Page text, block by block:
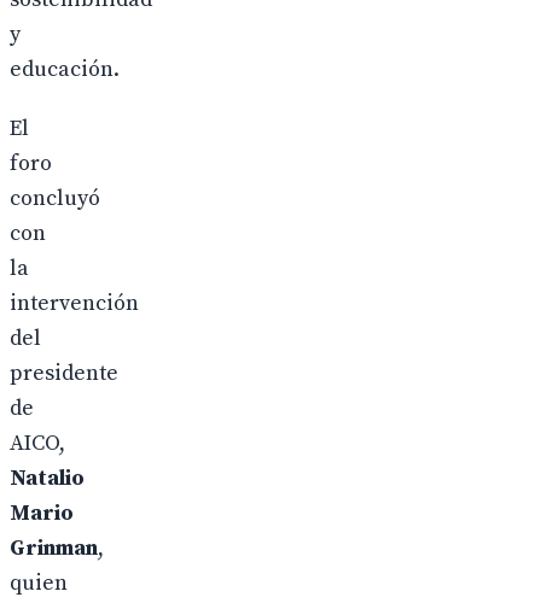
y
educación.
El
foro
concluyó
con
la
intervención
del
presidente
de
AICO,
Natalio
Mario
Grinman,
quien